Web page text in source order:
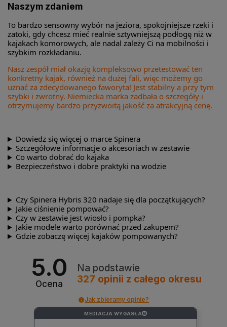
Naszym zdaniem
To bardzo sensowny wybór na jeziora, spokojniejsze rzeki i
zatoki, gdy chcesz mieć realnie sztywniejszą podłogę niż w
kajakach komorowych, ale nadal zależy Ci na mobilności i
szybkim rozkładaniu.
Nasz zespół miał okazję kompleksowo przetestować ten
konkretny kajak, również na dużej fali, więc możemy go
uznać za zdecydowanego faworyta! Jest stabilny a przy tym
szybki i zwrotny. Niemiecka marka zadbała o szczegóły i
otrzymujemy bardzo przyzwoitą jakość za atrakcyjną cenę.
Dowiedz się więcej o marce Spinera
Szczegółowe informacje o akcesoriach w zestawie
Co warto dobrać do kajaka
Bezpieczeństwo i dobre praktyki na wodzie
Czy Spinera Hybris 320 nadaje się dla początkujących?
Jakie ciśnienie pompować?
Czy w zestawie jest wiosło i pompka?
Jakie modele warto porównać przed zakupem?
Gdzie zobaczę więcej kajaków pompowanych?
5.0
Ocena
Na podstawie
327 opinii z całego okresu
Jak zbieramy opinie?
MEDIACJA WYGASŁA ?